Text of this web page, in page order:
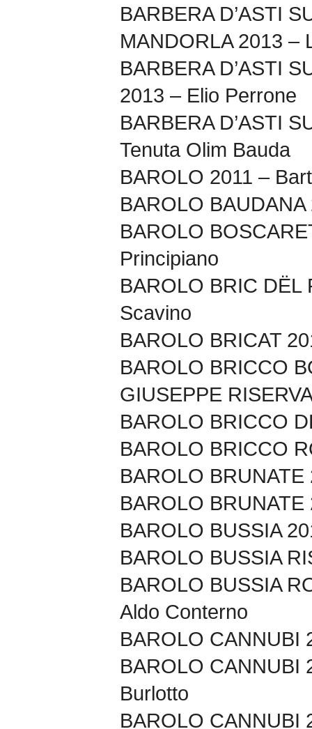
BARBERA D’ASTI
MANDORLA 2013 –
BARBERA D’ASTI
2013 – Elio Perrone
BARBERA D’ASTI
Tenuta Olim Bauda
BAROLO 2011 –
BAROLO
BAROLO
Principiano
BAROLO BRIC DËL
Scavino
BAROLO BRICAT
BAROLO BRICCO
GIUSEPPE
BAROLO BRICCO
BAROLO BRICCO
BAROLO BRUNATE
BAROLO BRUNATE
BAROLO BUSSIA
BAROLO BUSSIA
BAROLO BUSSIA
Aldo Conterno
BAROLO CANNUBI
BAROLO CANNUBI
Burlotto
BAROLO CANNUBI